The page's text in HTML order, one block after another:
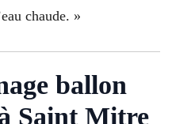
chaude. »
ballon
Saint Mitre